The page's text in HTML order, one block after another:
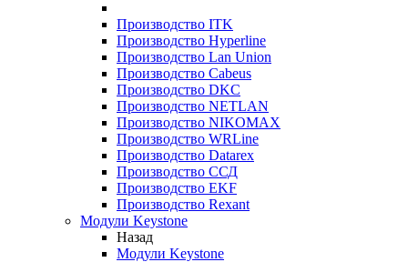
Производство ITK
Производство Hyperline
Производство Lan Union
Производство Cabeus
Производство DKC
Производство NETLAN
Производство NIKOMAX
Производство WRLine
Производство Datarex
Производство ССД
Производство EKF
Производство Rexant
Модули Keystone
Назад
Модули Keystone